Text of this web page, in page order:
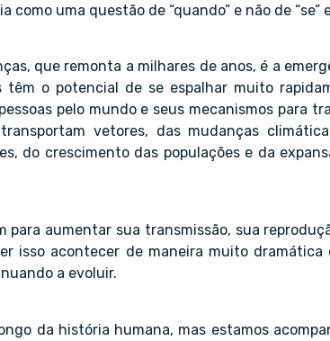
como uma questão de “quando” e não de “se”
que remonta a milhares de anos, é a
o potencial de se espalhar muito
pelo mundo e seus mecanismos para
vetores, das mudanças
do crescimento das populações e da
para aumentar sua transmissão, sua
isso acontecer de maneira muito
a evoluir.
da história humana, mas estamos